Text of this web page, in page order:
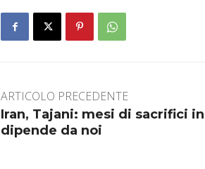
ARTICOLO PRECEDENTE
Iran, Tajani: mesi di sacrifici
dipende da noi